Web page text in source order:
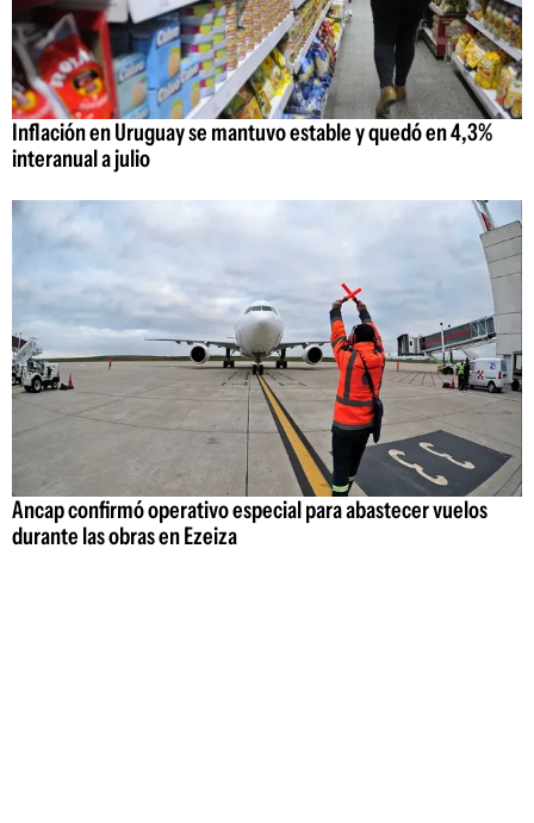
Inflación en Uruguay se mantuvo estable y quedó en 4,3%
interanual a julio
Ancap confirmó operativo especial para abastecer vuelos
durante las obras en Ezeiza